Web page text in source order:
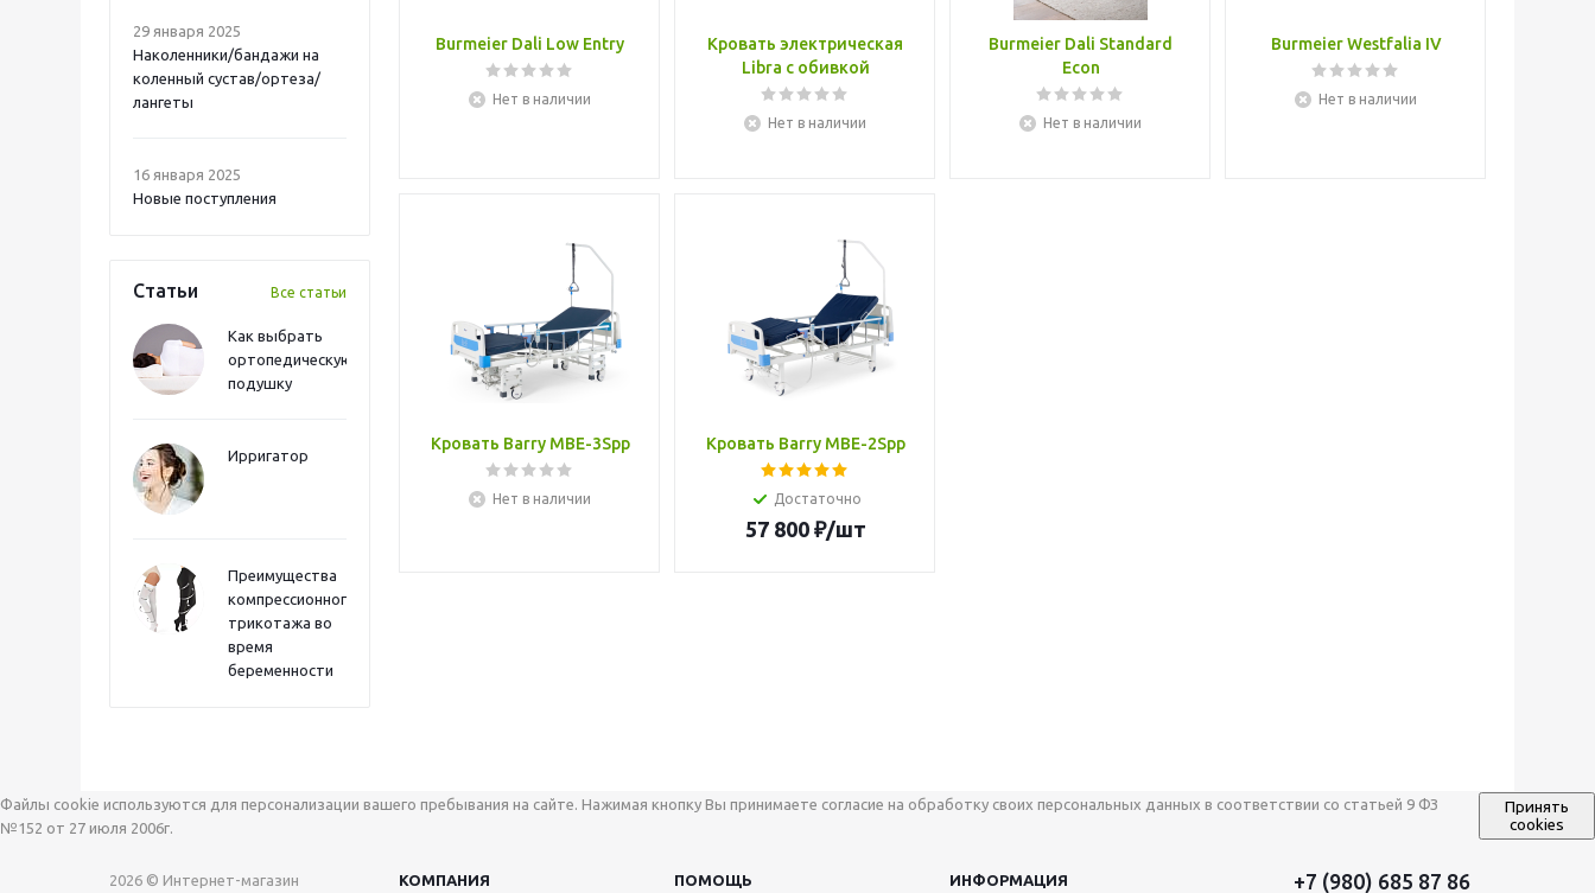
29 января 2025
Наколенники/бандажи на
коленный сустав/ортеза/
лангеты
16 января 2025
Новые поступления
Статьи Все статьи
Как выбрать
ортопедическую
подушку
Ирригатор
Преимущества
компрессионного
трикотажа во
время
беременности
Burmeier Dali Low Entry
Нет в наличии
Кровать электрическая
Libra с обивкой
Нет в наличии
Burmeier Dali Standard
Econ
Нет в наличии
Burmeier Westfalia IV
Нет в наличии
Кровать Barry MBE-3Spp
Нет в наличии
Кровать Barry MBE-2Spp
Достаточно
57 800₽/шт
Файлы cookie используются для персонализации вашего пребывания на сайте. Нажимая кнопку Вы принимаете согласие на обработку своих персональных данных в соответствии со статьей 9 ФЗ
№152 от 27 июля 2006г.
Принять
cookies
2026 © Интернет-магазин КОМПАНИЯ ПОМОЩЬ ИНФОРМАЦИЯ +7 (980) 685 87 86